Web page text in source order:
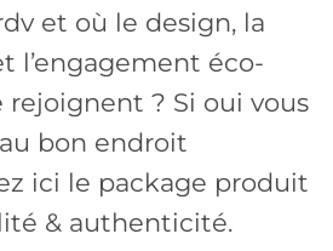
et où le design, la
l’engagement éco-
rejoignent ? Si oui vous
bon endroit
ici le package produit
& authenticité.